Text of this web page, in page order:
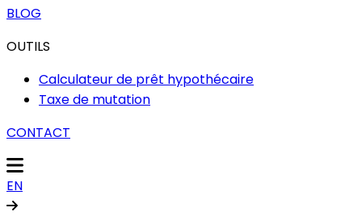
BLOG
OUTILS
Calculateur de prêt hypothécaire
Taxe de mutation
CONTACT
EN